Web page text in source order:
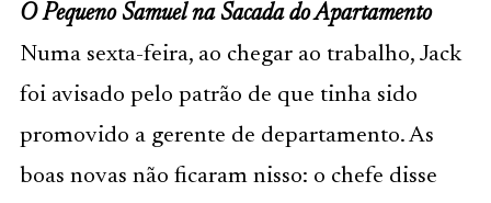
O Pequeno Samuel na Sacada do Apartamento
Numa sexta-feira, ao chegar ao trabalho, Jack
foi avisado pelo patrão de que tinha sido
promovido a gerente de departamento. As
boas novas não ficaram nisso: o chefe disse